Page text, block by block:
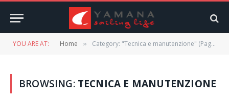
YOU ARE AT: Home » Category: "Tecnica e manutenzione" (Page 2)
BROWSING: TECNICA E MANUTENZIONE